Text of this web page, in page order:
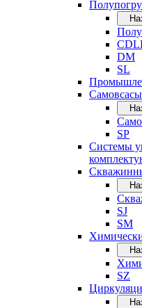
DM
SL
SP
Системы
SJ
SM
SZ